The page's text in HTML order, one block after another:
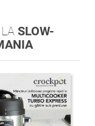
LASLOW-